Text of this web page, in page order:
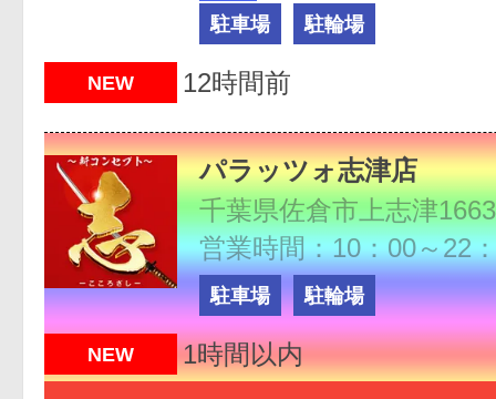
駐車場 駐輪場
NEW 12時間前
パラッツォ志津店
営業時間：10：00～22
駐車場 駐輪場
NEW 1時間以内